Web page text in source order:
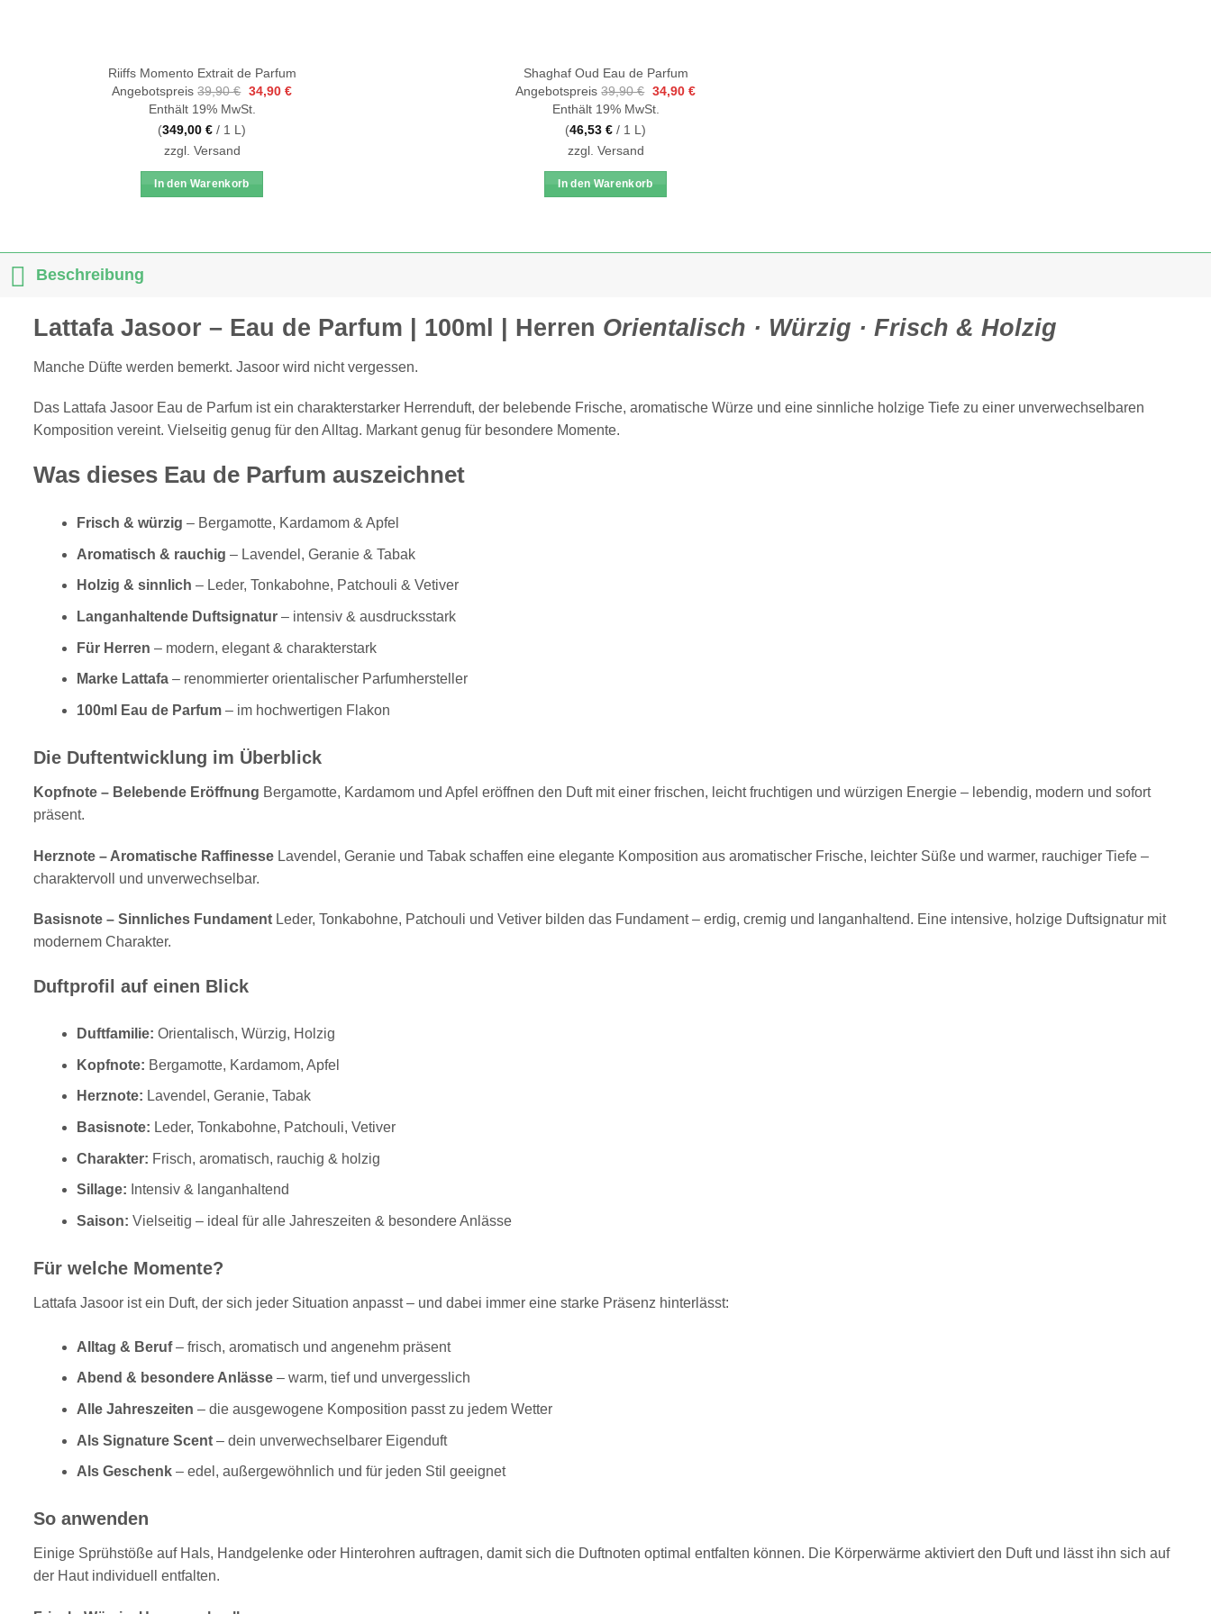
Riiffs Momento Extrait de Parfum
Angebotspreis 39,90€ Ursprünglicher
Preis
war:
34,90 €Aktueller
Enthält 19% MwSt.
(349,00 € / 1 L)
zzgl. Versand
In den Warenkorb
Shaghaf Oud Eau de Parfum
Angebotspreis 39,90€ Ursprünglicher
Preis
war:
34,90 €Aktueller
Enthält 19% MwSt.
(46,53 € / 1 L)
zzgl. Versand
In den Warenkorb
Beschreibung
Lattafa Jasoor – Eau de Parfum | 100ml | Herren Orientalisch · Würzig · Frisch & Holzig
Manche Düfte werden bemerkt. Jasoor wird nicht vergessen.
Das Lattafa Jasoor Eau de Parfum ist ein charakterstarker Herrenduft, der belebende Frische, aromatische Würze und eine sinnliche holzige Tiefe zu einer unverwechselbaren
Komposition vereint. Vielseitig genug für den Alltag. Markant genug für besondere Momente.
Was dieses Eau de Parfum auszeichnet
Frisch & würzig – Bergamotte, Kardamom & Apfel
Aromatisch & rauchig – Lavendel, Geranie & Tabak
Holzig & sinnlich – Leder, Tonkabohne, Patchouli & Vetiver
Langanhaltende Duftsignatur– intensiv & ausdrucksstark
Für Herren – modern, elegant & charakterstark
Marke Lattafa– renommierter orientalischer Parfumhersteller
100ml Eau de Parfum– im hochwertigen Flakon
Die Duftentwicklung im Überblick
Kopfnote – Belebende Eröffnung Bergamotte, Kardamom und Apfel eröffnen den Duft mit einer frischen, leicht fruchtigen und würzigen Energie – lebendig, modern und sofort
präsent.
Herznote – Aromatische RaffinesseLavendel, Geranie und Tabak schaffen eine elegante Komposition aus aromatischer Frische, leichter Süße und warmer, rauchiger Tiefe –
charaktervoll und unverwechselbar.
Basisnote – Sinnliches FundamentLeder, Tonkabohne, Patchouli und Vetiver bilden das Fundament – erdig, cremig und langanhaltend. Eine intensive, holzige Duftsignatur mit
modernem Charakter.
Duftprofil auf einen Blick
Duftfamilie: Orientalisch, Würzig, Holzig
Kopfnote: Bergamotte, Kardamom, Apfel
Herznote: Lavendel, Geranie, Tabak
Basisnote: Leder, Tonkabohne, Patchouli, Vetiver
Charakter: Frisch, aromatisch, rauchig & holzig
Sillage: Intensiv & langanhaltend
Saison: Vielseitig – ideal für alle Jahreszeiten & besondere Anlässe
Für welche Momente?
Lattafa Jasoor ist ein Duft, der sich jeder Situation anpasst – und dabei immer eine starke Präsenz hinterlässt:
Alltag & Beruf– frisch, aromatisch und angenehm präsent
Abend & besondere Anlässe– warm, tief und unvergesslich
Alle Jahreszeiten – die ausgewogene Komposition passt zu jedem Wetter
Als Signature Scent– dein unverwechselbarer Eigenduft
Als Geschenk– edel, außergewöhnlich und für jeden Stil geeignet
So anwenden
Einige Sprühstöße auf Hals, Handgelenke oder Hinterohren auftragen, damit sich die Duftnoten optimal entfalten können. Die Körperwärme aktiviert den Duft und lässt ihn sich auf
der Haut individuell entfalten.